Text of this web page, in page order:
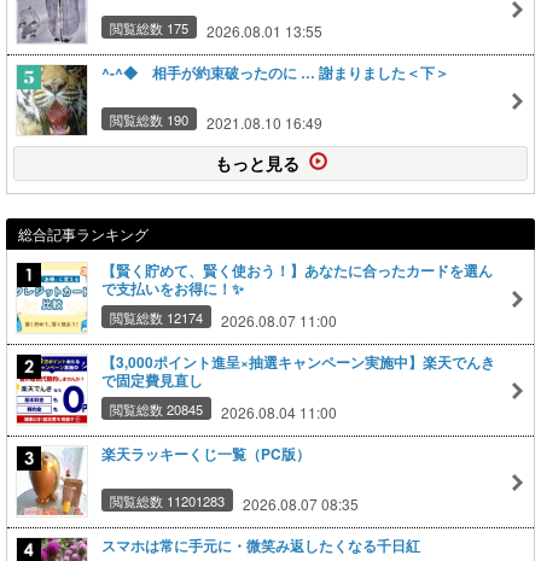
閲覧総数 175 2026.08.01 13:55
^-^◆ 相手が約束破ったのに … 謝まりました＜下＞
閲覧総数 190 2021.08.10 16:49
もっと見る
総合記事ランキング
【賢く貯めて、賢く使おう！】あなたに合ったカードを選ん
で支払いをお得に！✨
閲覧総数 12174 2026.08.07 11:00
【3,000ポイント進呈×抽選キャンペーン実施中】楽天でんき
で固定費見直し
閲覧総数 20845 2026.08.04 11:00
楽天ラッキーくじ一覧（PC版）
閲覧総数 11201283 2026.08.07 08:35
スマホは常に手元に・微笑み返したくなる千日紅